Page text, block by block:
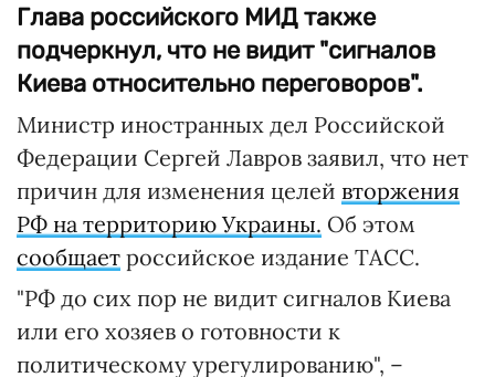
Глава российского МИД также
подчеркнул, что не видит "сигналов
Киева относительно переговоров".
Министр иностранных дел Российской
Федерации Сергей Лавров заявил, что нет
причин для изменения целей вторжения
РФ на территорию Украины. Об этом
сообщает российское издание ТАСС.
"РФ до сих пор не видит сигналов Киева
или его хозяев о готовности к
политическому урегулированию", –